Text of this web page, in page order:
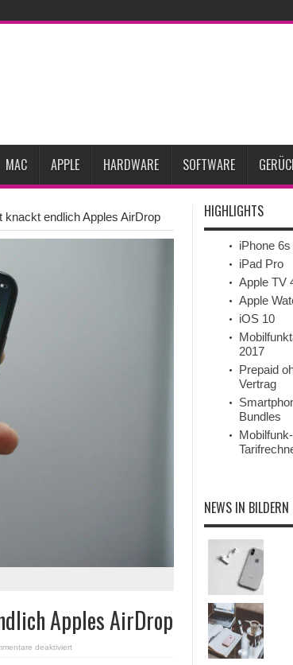
MAC APPLE HARDWARE SOFTWARE
endlich Apples AirDrop
Apples AirDrop
deaktiviertfür
HIGHLIGHTS
iPhone 6s
iPad Pro
Apple TV
Apple
iOS 10
2017
Prepaid
Vertrag
Bundles
Mobilfunk-
NEWS IN BILDERN